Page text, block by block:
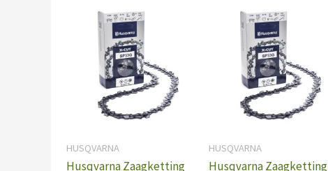
HUSQVARNA
Husqvarna Zaagketting
HUSQVARNA
Husqvarna Zaagketting